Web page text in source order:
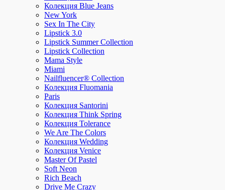
Колекция Blue Jeans
New York
Sex In The City
Lipstick 3.0
Lipstick Summer Collection
Lipstick Collection
Mama Style
Miami
Nailfluencer® Collection
Колекция Fluomania
Paris
Колекция Santorini
Колекция Think Spring
Колекция Tolerance
We Are The Colors
Колекция Wedding
Колекция Venice
Master Of Pastel
Soft Neon
Rich Beach
Drive Me Crazy